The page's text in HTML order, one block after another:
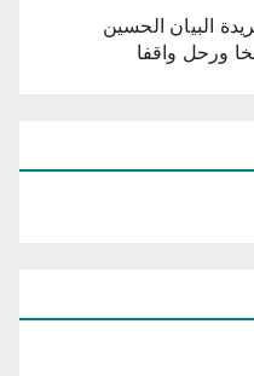
جريدة البيان الحسين
ورحل واقفا